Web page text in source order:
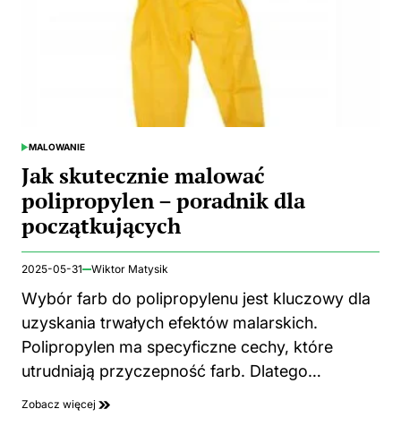
POSTED
MALOWANIE
Jak skutecznie malować
polipropylen – poradnik dla
początkujących
2025-05-31 Wiktor Matysik
Wybór farb do polipropylenu jest kluczowy dla
uzyskania trwałych efektów malarskich.
Polipropylen ma specyficzne cechy, które
utrudniają przyczepność farb. Dlatego…
Zobacz więcej